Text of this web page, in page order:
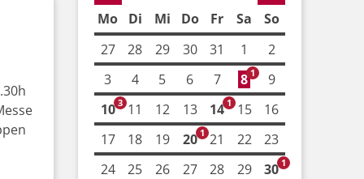
Mo Di Mi Do Fr Sa
So
27
28 29 30 31 1
2
3
4 5 6 7 8 1
9
10 3 11 12 13 14 1 15
16
17
18 19 20 1 21 22
23
24
25 26 27 28 29 30 1